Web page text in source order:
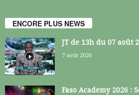
ENCORE PLUS NEWS
JT de 13h du 07 août
7 août 2026
Faso Academy 2026 :